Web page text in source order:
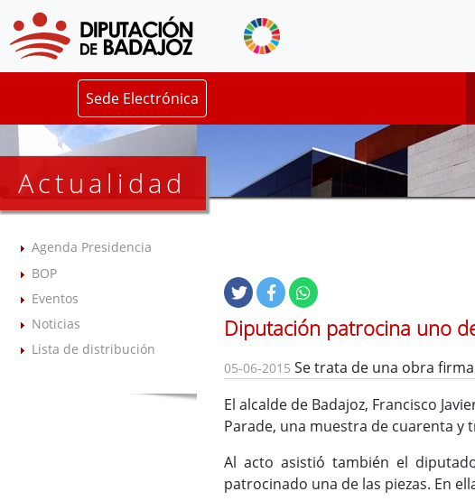
Sede Electrónica
Actualidad
Agenda Presidencia
BOP
Eventos
Noticias
Lista de distribución
Diputación patrocina uno
05-06-2015 Se trata de una obra
El alcalde de Badajoz, Francisco
Parade, una muestra de cuarenta
Al acto asistió también el
patrocinado una de las piezas. En